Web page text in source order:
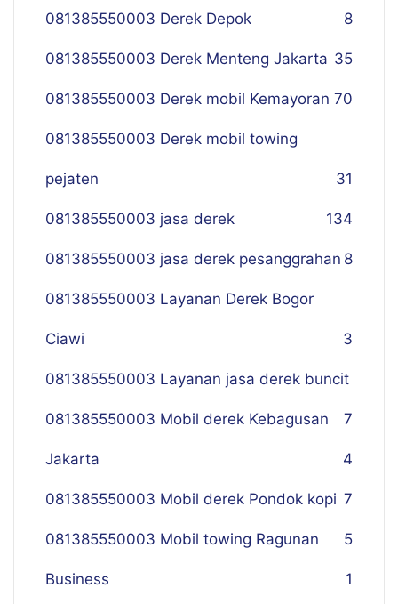
081385550003 Derek Depok 8
081385550003 Derek Menteng Jakarta 35
081385550003 Derek mobil Kemayoran 70
081385550003 Derek mobil towing
pejaten 31
081385550003 jasa derek 134
081385550003 jasa derek pesanggrahan 8
081385550003 Layanan Derek Bogor
Ciawi 3
081385550003 Layanan jasa derek buncit
7
081385550003 Mobil derek Kebagusan
Jakarta 4
081385550003 Mobil derek Pondok kopi 7
081385550003 Mobil towing Ragunan 5
Business 1